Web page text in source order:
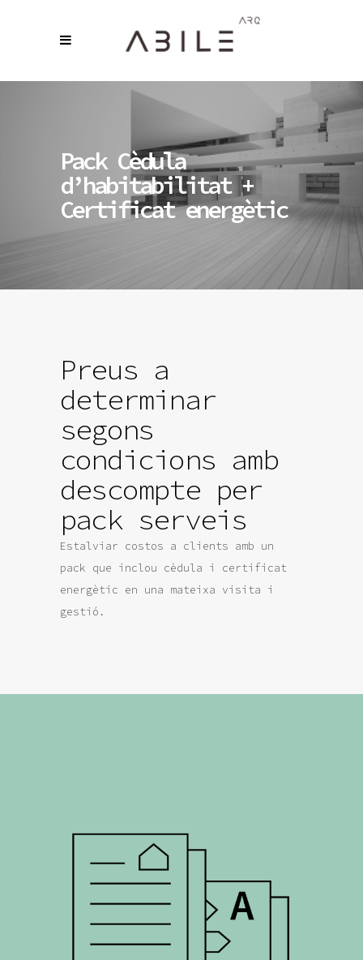
Pack Cèdula
d’habitabilitat +
Certificat energètic
Preus a
determinar
segons
condicions amb
descompte per
pack serveis
Estalviar costos a clients amb un
pack que inclou cèdula i certificat
energètic en una mateixa visita i
gestió.